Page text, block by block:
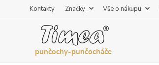
Kontakty Značky Vše o nákupu